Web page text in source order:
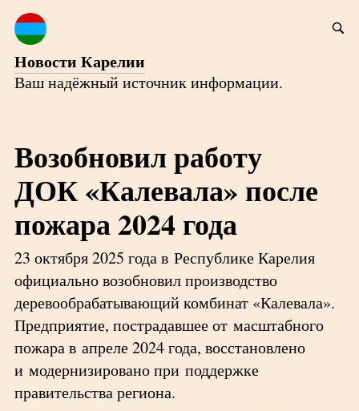
Новости Карелии
Ваш надёжный источник информации.
Возобновил работу
ДОК «Калевала» после
пожара 2024 года
23 октября 2025 года в Республике Карелия
официально возобновил производство
деревообрабатывающий комбинат «Калевала».
Предприятие, пострадавшее от масштабного
пожара в апреле 2024 года, восстановлено
и модернизировано при поддержке
правительства региона.